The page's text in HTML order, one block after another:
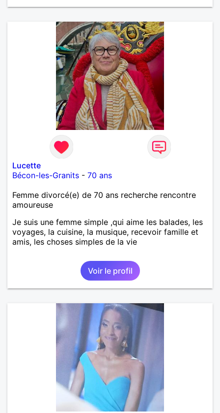
Lucette
Bécon-les-Granits - 70 ans
Femme divorcé(e) de 70 ans recherche rencontre
amoureuse
Je suis une femme simple ,qui aime les balades, les
voyages, la cuisine, la musique, recevoir famille et
amis, les choses simples de la vie
Voir le profil